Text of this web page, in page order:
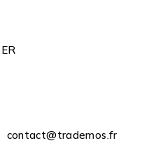
contact@trademos.fr